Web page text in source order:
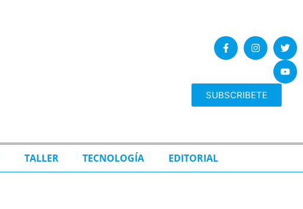
SUBSCRIBETE
TALLER TECNOLOGÍA EDITORIAL